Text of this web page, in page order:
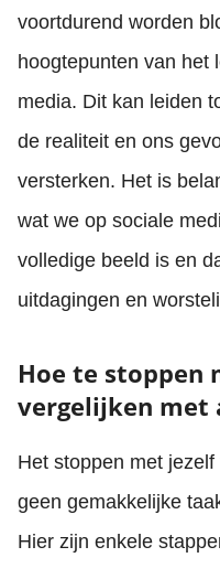
voortdurend worden
hoogtepunten van het
media. Dit kan leiden
de realiteit en ons
versterken. Het is
wat we op sociale
volledige beeld is en
uitdagingen en
Hoe te stoppen
vergelijken met
Het stoppen met
geen gemakkelijke
Hier zijn enkele